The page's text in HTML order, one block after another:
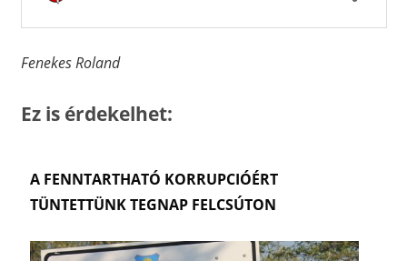
Fenekes Roland
Ez is érdekelhet:
A FENNTARTHATÓ KORRUPCIÓÉRT
TÜNTETTÜNK TEGNAP FELCSÚTON